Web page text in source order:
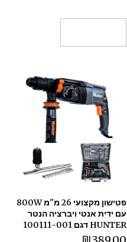
פטישון מקצועי 26 מ"מ 800W
עם ידית אנטי ויברציה הנטר
HUNTER דגם 100111-001